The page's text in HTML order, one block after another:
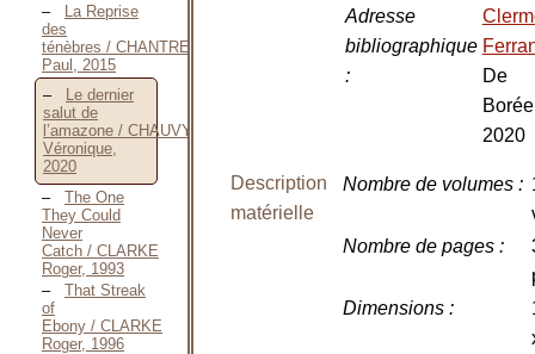
La Reprise
des
ténèbres / CHANTREL
Paul, 2015
Le dernier
salut de
l’amazone / CHAUVY
Véronique,
2020
The One
They Could
Never
Catch / CLARKE
Roger, 1993
That Streak
of
Ebony / CLARKE
Roger, 1996
Adresse
bibliographique
:
De
2020
Description
matérielle
Nombre de volumes:
Nombre de pages:
Dimensions: